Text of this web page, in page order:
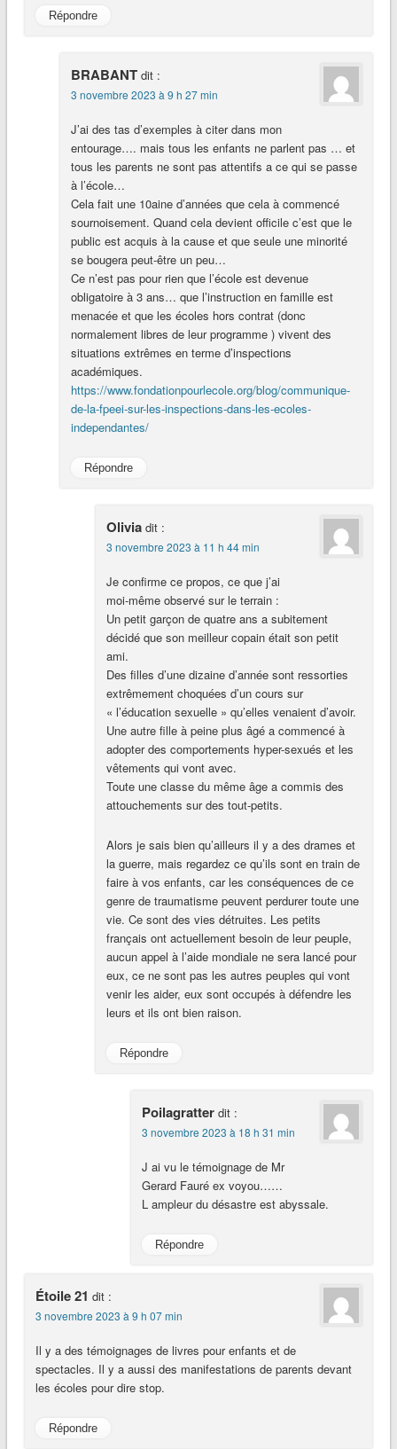
Répondre
BRABANT dit :
3 novembre 2023 à 9 h 27 min
J’ai des tas d’exemples à citer dans mon
entourage…. mais tous les enfants ne parlent pas … et
tous les parents ne sont pas attentifs a ce qui se passe
à l’école…
Cela fait une 10aine d’années que cela à commencé
sournoisement. Quand cela devient officile c’est que le
public est acquis à la cause et que seule une minorité
se bougera peut-être un peu…
Ce n’est pas pour rien que l’école est devenue
obligatoire à 3 ans… que l’instruction en famille est
menacée et que les écoles hors contrat (donc
normalement libres de leur programme ) vivent des
situations extrêmes en terme d’inspections
académiques.
https://www.fondationpourlecole.org/blog/communique-
de-la-fpeei-sur-les-inspections-dans-les-ecoles-
independantes/
Répondre
Olivia dit :
3 novembre 2023 à 11 h 44 min
Je confirme ce propos, ce que j’ai
moi-même observé sur le terrain :
Un petit garçon de quatre ans a subitement
décidé que son meilleur copain était son petit
ami.
Des filles d’une dizaine d’année sont ressorties
extrêmement choquées d’un cours sur
« l’éducation sexuelle » qu’elles venaient d’avoir.
Une autre fille à peine plus âgé a commencé à
adopter des comportements hyper-sexués et les
vêtements qui vont avec.
Toute une classe du même âge a commis des
attouchements sur des tout-petits.
Alors je sais bien qu’ailleurs il y a des drames et
la guerre, mais regardez ce qu’ils sont en train de
faire à vos enfants, car les conséquences de ce
genre de traumatisme peuvent perdurer toute une
vie. Ce sont des vies détruites. Les petits
français ont actuellement besoin de leur peuple,
aucun appel à l’aide mondiale ne sera lancé pour
eux, ce ne sont pas les autres peuples qui vont
venir les aider, eux sont occupés à défendre les
leurs et ils ont bien raison.
Répondre
Poilagratter dit :
3 novembre 2023 à 18 h 31 min
J ai vu le témoignage de Mr
Gerard Fauré ex voyou……
L ampleur du désastre est abyssale.
Répondre
Étoile 21 dit :
3 novembre 2023 à 9 h 07 min
Il y a des témoignages de livres pour enfants et de
spectacles. Il y a aussi des manifestations de parents devant
les écoles pour dire stop.
Répondre